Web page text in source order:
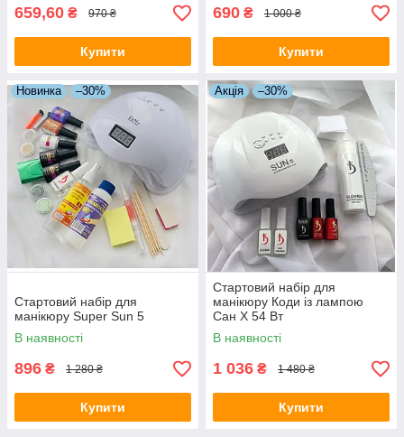
659,60 ₴ 970 ₴
Купити
690 ₴ 1 000 ₴
Купити
Новинка –30%
Стартовий набір для
манікюру Super Sun 5
В наявності
896 ₴ 1 280 ₴
Купити
Акція –30%
Стартовий набір для
манікюру Коди із лампою
Сан Х 54 Вт
В наявності
1 036 ₴ 1 480 ₴
Купити